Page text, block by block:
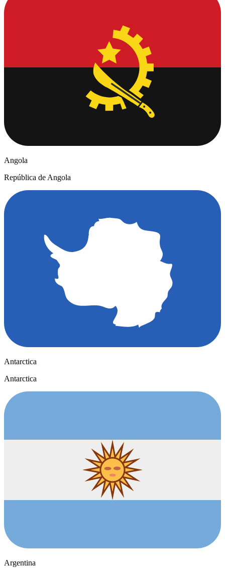
Angola
República de Angola
Antarctica
Antarctica
Argentina